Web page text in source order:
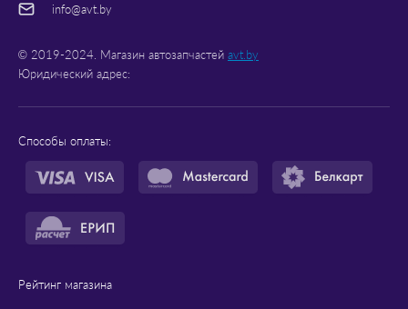
info@avt.by
© 2019-2024. Магазин автозапчастей avt.by
Юридический адрес:
Способы оплаты:
Рейтинг магазина